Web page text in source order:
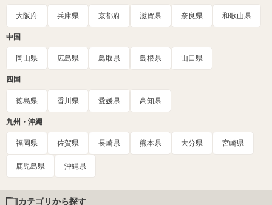
大阪府 兵庫県 京都府 滋賀県 奈良県 和歌山県
中国
岡山県 広島県 鳥取県 島根県 山口県
四国
徳島県 香川県 愛媛県 高知県
九州・沖縄
福岡県 佐賀県 長崎県 熊本県 大分県 宮崎県
鹿児島県 沖縄県
カテゴリから探す